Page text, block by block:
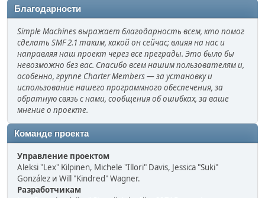
Благодарности
Simple Machines выражает благодарность всем, кто помог
сделать SMF 2.1 таким, какой он сейчас; влияя на нас и
направляя наш проект через все преграды. Это было бы
невозможно без вас. Спасибо всем нашим пользователям и,
особенно, группе Charter Members — за установку и
использование нашего программного обеспечения, за
обратную связь с нами, сообщения об ошибках, за ваше
мнение о проекте.
Команде проекта
Управление проектом
Aleksi "Lex" Kilpinen, Michele "Illori" Davis, Jessica "Suki"
González и Will "Kindred" Wagner.
Разработчикам